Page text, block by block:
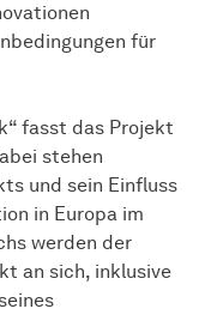
für
fasst das Projekt
stehen
und sein Einfluss
in Europa im
werden der
an sich, inklusive